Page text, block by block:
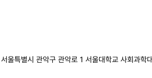
서울특별시 관악구 관악로 1 서울대학교 사회과